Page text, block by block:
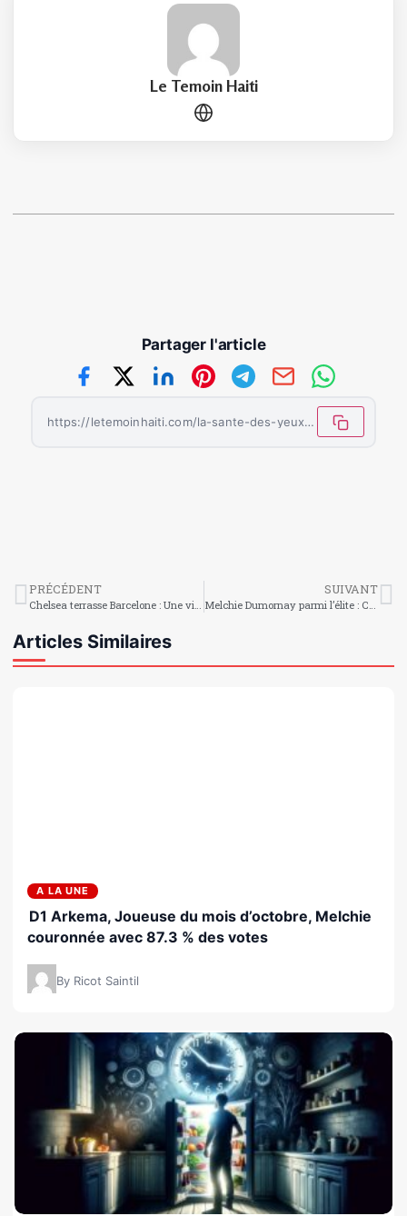
Le Temoin Haiti
Partager l'article
https://letemoinhaiti.com/la-sante-des-yeux-proteger-sa-vue/
PRÉCÉDENT SUIVANT
Articles Similaires
A LA UNE
D1 Arkema, Joueuse du mois d’octobre, Melchie
couronnée avec 87.3 % des votes
By Ricot Saintil